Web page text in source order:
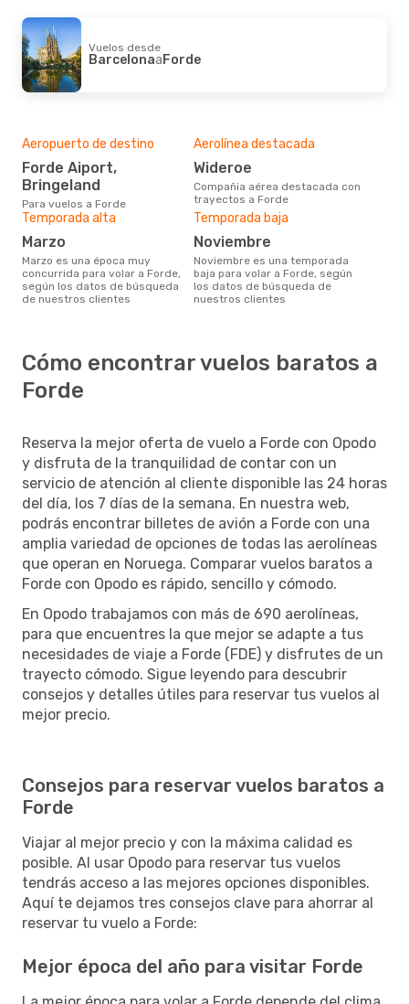
Vuelos desde
BarcelonaaForde
Aeropuerto de destino
Forde Aiport,
Bringeland
Para vuelos a Forde
Aerolínea destacada
Wideroe
Compañia aérea destacada con
trayectos a Forde
Temporada alta
marzo
marzo es una época muy
concurrida para volar a Forde,
según los datos de búsqueda
de nuestros clientes
Temporada baja
noviembre
noviembre es una temporada
baja para volar a Forde, según
los datos de búsqueda de
nuestros clientes
Cómo encontrar vuelos baratos a
Forde
Reserva la mejor oferta de vuelo a Forde con Opodo
y disfruta de la tranquilidad de contar con un
servicio de atención al cliente disponible las 24 horas
del día, los 7 días de la semana. En nuestra web,
podrás encontrar billetes de avión a Forde con una
amplia variedad de opciones de todas las aerolíneas
que operan en Noruega. Comparar vuelos baratos a
Forde con Opodo es rápido, sencillo y cómodo.
En Opodo trabajamos con más de 690 aerolíneas,
para que encuentres la que mejor se adapte a tus
necesidades de viaje a Forde (FDE) y disfrutes de un
trayecto cómodo. Sigue leyendo para descubrir
consejos y detalles útiles para reservar tus vuelos al
mejor precio.
Consejos para reservar vuelos baratos a
Forde
Viajar al mejor precio y con la máxima calidad es
posible. Al usar Opodo para reservar tus vuelos
tendrás acceso a las mejores opciones disponibles.
Aquí te dejamos tres consejos clave para ahorrar al
reservar tu vuelo a Forde:
Mejor época del año para visitar Forde